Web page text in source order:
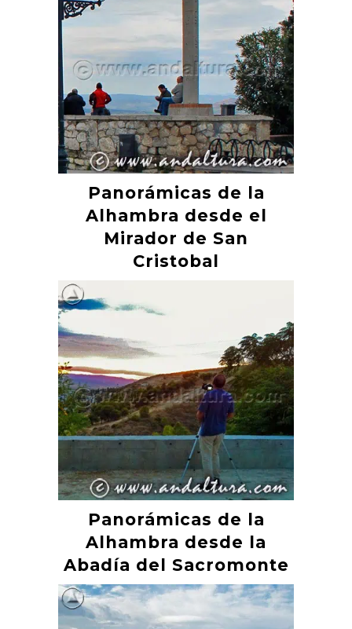
Panorámicas de la
Alhambra desde el
Mirador de San
Cristobal
Panorámicas de la
Alhambra desde la
Abadía del Sacromonte